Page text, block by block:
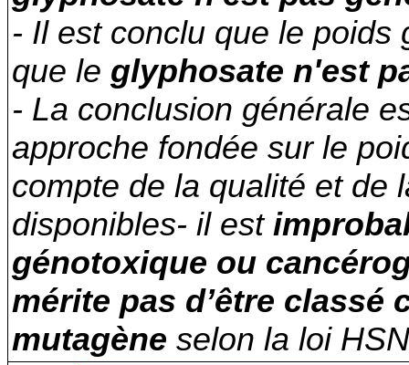
- Il est conclu que le poids
que le glyphosate n'est
- La conclusion générale
approche fondée sur le
compte de la qualité et de
disponibles- il est
génotoxique ou
mérite pas d’être classé
mutagène selon la loi